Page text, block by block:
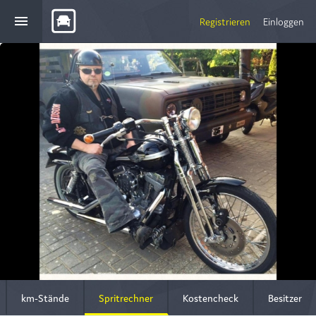
menu Registrieren Einloggen
km-Stände Spritrechner Kostencheck Besitzer